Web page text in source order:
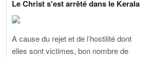
Le Christ s'est arrêté dans le Kerala
A cause du rejet et de l’hostilité dont
elles sont victimes, bon nombre de